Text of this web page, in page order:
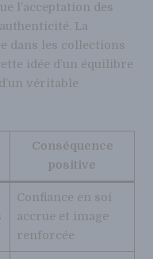
l’acceptation des
La
dans les collections
idée d’un équilibre
véritable
Conséquence
positive
Confiance en soi
accrue et image
renforcée